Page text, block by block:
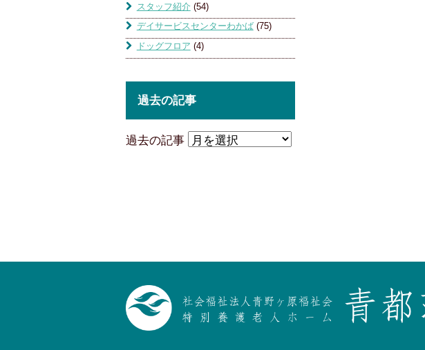
スタッフ紹介 (54)
デイサービスセンターわかば(75)
ドッグフロア (4)
過去の記事
過去の記事